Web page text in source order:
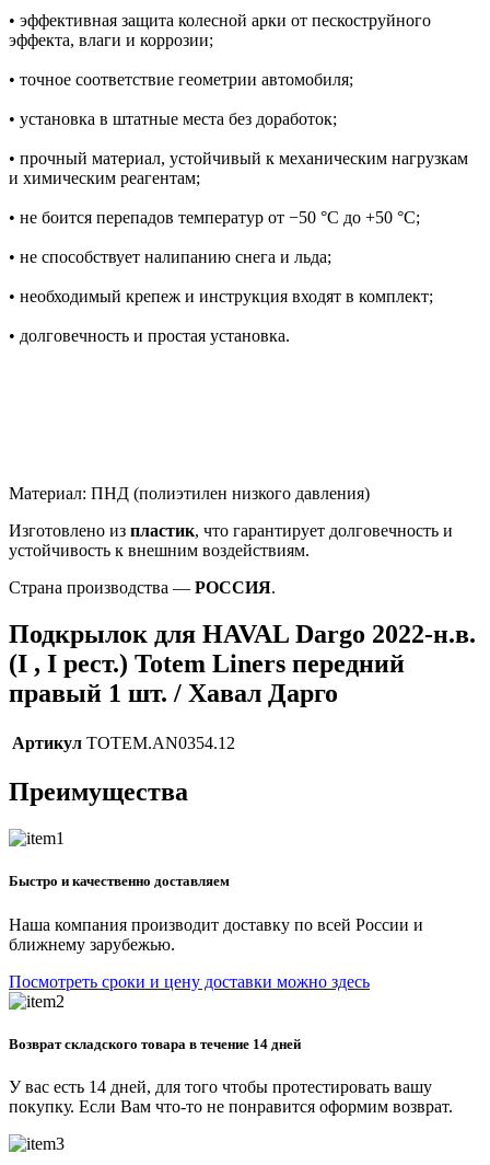
• эффективная защита колесной арки от пескоструйного
эффекта, влаги и коррозии;
• точное соответствие геометрии автомобиля;
• установка в штатные места без доработок;
• прочный материал, устойчивый к механическим нагрузкам
и химическим реагентам;
• не боится перепадов температур от −50 °C до +50 °C;
• не способствует налипанию снега и льда;
• необходимый крепеж и инструкция входят в комплект;
• долговечность и простая установка.
Материал: ПНД (полиэтилен низкого давления)
Изготовлено из пластик, что гарантирует долговечность и
устойчивость к внешним воздействиям.
Страна производства — РОССИЯ.
Подкрылок для HAVAL Dargo 2022-н.в.
(I , I рест.) Totem Liners передний
правый 1 шт. / Хавал Дарго
Артикул TOTEM.AN0354.12
Преимущества
Быстро и качественно доставляем
Наша компания производит доставку по всей России и
ближнему зарубежью.
Посмотреть сроки и цену доставки можно здесь
Возврат складского товара в течение 14 дней
У вас есть 14 дней, для того чтобы протестировать вашу
покупку. Если Вам что-то не понравится оформим возврат.